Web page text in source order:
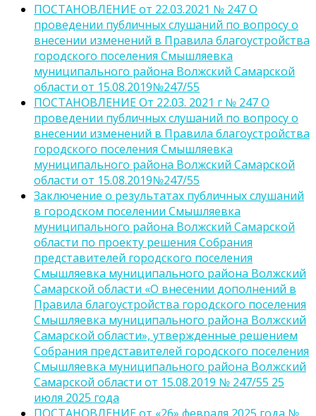
ПОСТАНОВЛЕНИЕ от 22.03.2021 № 247 О
проведении публичных слушаний по вопросу о
внесении изменений в Правила благоустройства
городского поселения Смышляевка
муниципального района Волжский Самарской
области от 15.08.2019№247/55
ПОСТАНОВЛЕНИЕ От 22.03. 2021 г № 247 О
проведении публичных слушаний по вопросу о
внесении изменений в Правила благоустройства
городского поселения Смышляевка
муниципального района Волжский Самарской
области от 15.08.2019№247/55
Заключение о результатах публичных слушаний
в городском поселении Смышляевка
муниципального района Волжский Самарской
области по проекту решения Собрания
представителей городского поселения
Смышляевка муниципального района Волжский
Самарской области «О внесении дополнений в
Правила благоустройства городского поселения
Смышляевка муниципального района Волжский
Самарской области», утвержденные решением
Собрания представителей городского поселения
Смышляевка муниципального района Волжский
Самарской области от 15.08.2019 № 247/55 25
июля 2025 года